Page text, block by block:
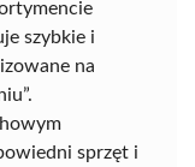
szybkie i
na
sprzęt i